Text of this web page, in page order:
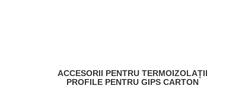
ACCESORII PENTRU TERMOIZOLAȚII
PROFILE PENTRU GIPS CARTON